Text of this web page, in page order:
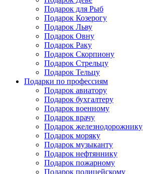
Подарок для Рыб
Подарок Козерогу
Подарок Льву
Подарок Овну
Подарок Раку
Подарок Скорпиону
Подарок Стрельцу
Подарок Тельцу
Подарки по профессиям
Подарок авиатору
Подарок бухгалтеру
Подарок военному
Подарок врачу
Подарок железнодорожнику
Подарок моряку
Подарок музыканту
Подарок нефтяннику
Подарок пожарному
Подарок полицейскому